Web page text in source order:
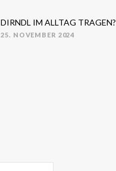
DIRNDL IM ALLTAG TRAGEN?
POSTED
25. NOVEMBER 2024